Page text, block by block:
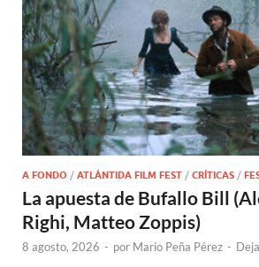
A FONDO / ATLÁNTIDA FILM FEST / CRÍTICAS /
La apuesta de Bufallo Bill
Righi, Matteo Zoppis)
8 agosto, 2026 - por Mario Peña Pérez -